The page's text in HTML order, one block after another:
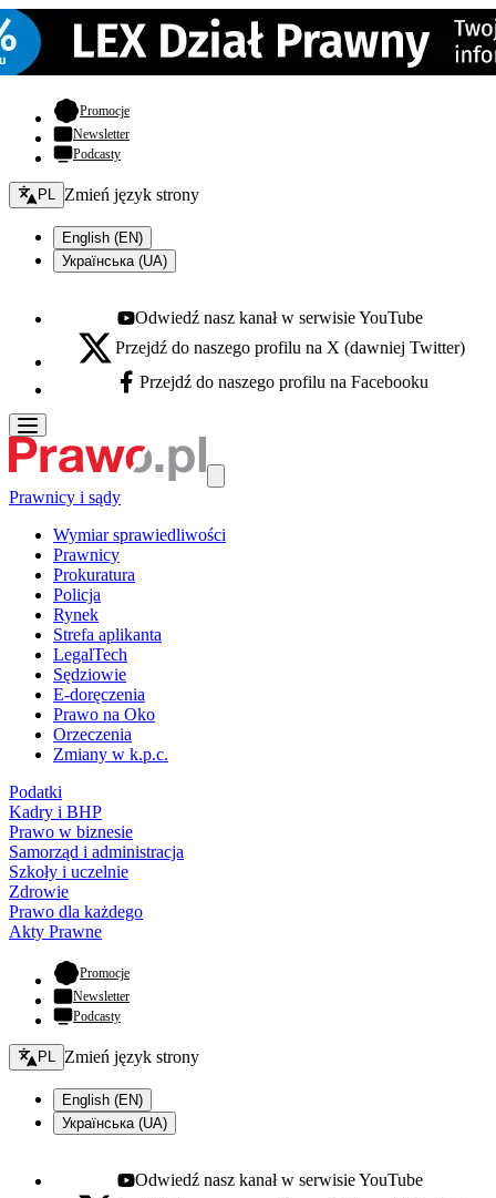
Promocje- otwiera się w nowej karcie
Newsletter
Podcasty
Zmień język - bieżący:
PL Zmień język strony
English (EN)
Українська (UA)
Youtube - otwiera się w nowej karcie
Odwiedź nasz kanał w serwisie YouTube
X - otwiera się w nowej karcie
Przejdź do naszego profilu na X (dawniej Twitter)
Facebook - otwiera się w nowej karcie
Przejdź do naszego profilu na Facebooku
Prawnicy i sądy
Wymiar sprawiedliwości
Prawnicy
Prokuratura
Policja
Rynek
Strefa aplikanta
LegalTech
Sędziowie
E-doręczenia
Prawo na Oko
Orzeczenia
Zmiany w k.p.c.
Podatki
Kadry i BHP
Prawo w biznesie
Samorząd i administracja
Szkoły i uczelnie
Zdrowie
Prawo dla każdego
Akty Prawne
Promocje- otwiera się w nowej karcie
Newsletter
Podcasty
Zmień język - bieżący:
PL Zmień język strony
English (EN)
Українська (UA)
Youtube - otwiera się w nowej karcie
Odwiedź nasz kanał w serwisie YouTube